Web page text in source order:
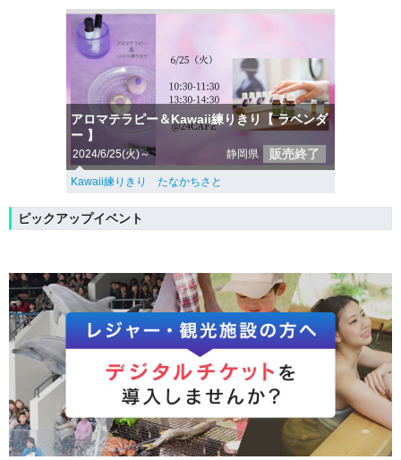
アロマテラピー＆Kawaii練りきり【 ラベンダ
ー 】
2024/6/25(火)～ 静岡県 販売終了
Kawaii練りきり たなかちさと
ピックアップイベント